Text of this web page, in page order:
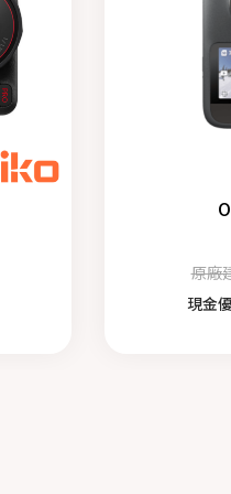
原廠
現金